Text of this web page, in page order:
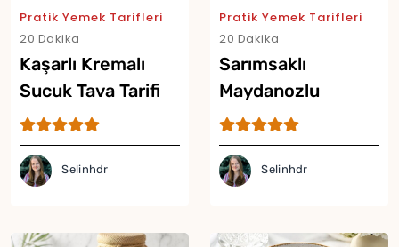
Pratik Yemek Tarifleri
20 Dakika
Kaşarlı Kremalı
Sucuk Tava Tarifi
Selinhdr
Pratik Yemek Tarifleri
20 Dakika
Sarımsaklı
Maydanozlu
Tereyağı Küpleri
Tarifi
Selinhdr